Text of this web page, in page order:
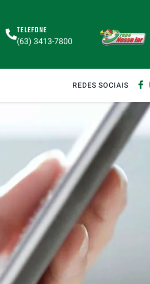
TELEFONE
(63) 3413-7800
REDES SOCIAIS